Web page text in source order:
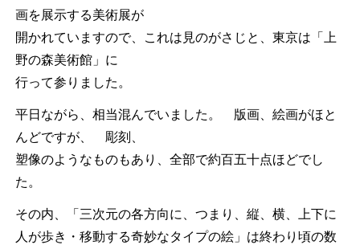
画を展示する美術展が
開かれていますので、これは見のがさじと、東京は「上
野の森美術館」に
行って参りました。
平日ながら、相当混んでいました。 版画、絵画がほと
んどですが、 彫刻、
塑像のようなものもあり、全部で約百五十点ほどでし
た。
その内、「三次元の各方向に、つまり、縦、横、上下に
人が歩き・移動する奇妙なタイプの絵」は終わり頃の数